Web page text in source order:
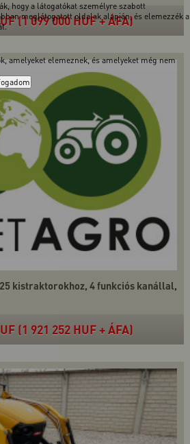
hogy a látogatókat személyre szabott
meglátogatott oldalak alapján, és elemezzék a
amelyeket elemeznek, és amelyeket még nem
(1 099 000 HUF + ÁFA)
kistraktorokhoz, 4 funkciós kanállal,
(1 921 252 HUF + ÁFA)